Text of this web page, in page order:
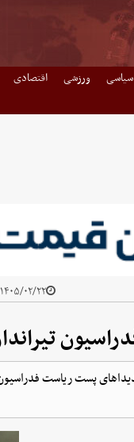
سیاسی ورزشی اقتصادی
۱۴۰۵/۰۲/۲۲ - ۱۱:۴۰